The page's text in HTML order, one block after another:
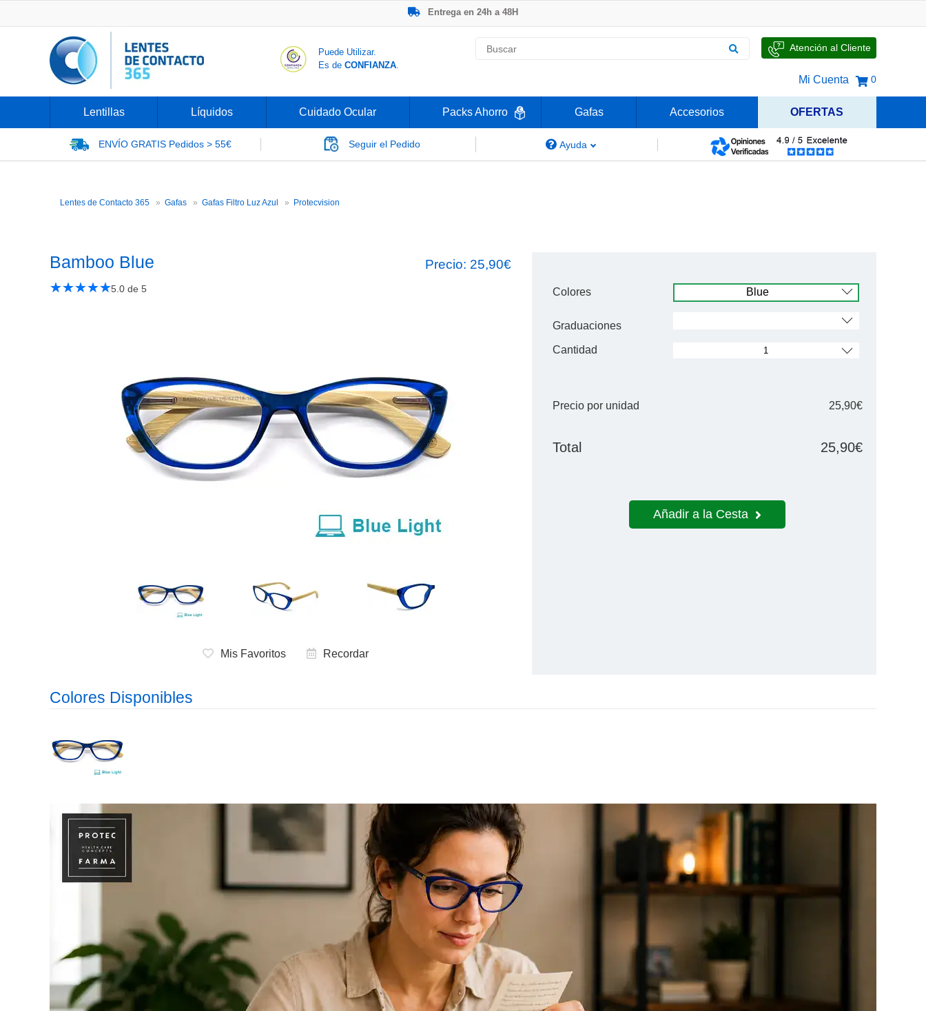
Entrega en 24h a 48H
Nº1 en Opinión de los Clientes
Puede Utilizar.
Es de CONFIANZA.
Atención al Cliente
Mi Cuenta 0
Lentillas Líquidos Cuidado Ocular Packs Ahorro Gafas Accesorios OFERTAS
ENVÍO GRATIS Pedidos > 55€ Seguir el Pedido Ayuda
Lentes de Contacto 365 Gafas Gafas Filtro Luz Azul Protecvision
Bamboo Blue
★★★★★
☆☆☆☆☆5.0 de 5
Precio: 25,90€
Mis Favoritos Recordar
Colores
Graduaciones
Cantidad
Precio por unidad 25,90€
Total 25,90€
Añadir a la Cesta
Colores Disponibles